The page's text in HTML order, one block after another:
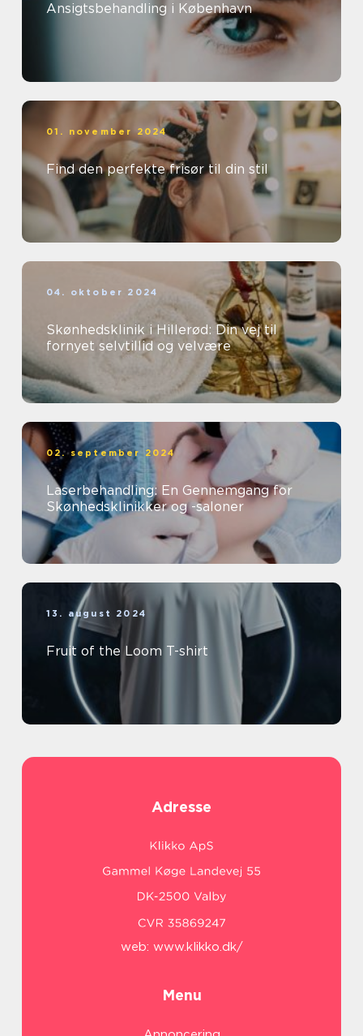
Ansigtsbehandling i København
01. november 2024
Find den perfekte frisør til din stil
04. oktober 2024
Skønhedsklinik i Hillerød: Din vej til
fornyet selvtillid og velvære
02. september 2024
Laserbehandling: En Gennemgang for
Skønhedsklinikker og -saloner
13. august 2024
Fruit of the Loom T-shirt
Adresse
web: www.klikko.dk/
Menu